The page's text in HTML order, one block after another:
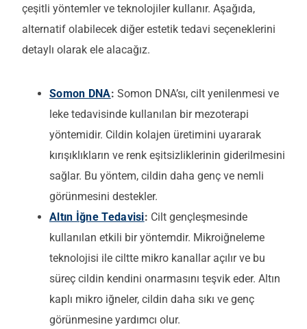
çeşitli yöntemler ve teknolojiler kullanır. Aşağıda,
alternatif olabilecek diğer estetik tedavi seçeneklerini
detaylı olarak ele alacağız.
Somon DNA: Somon DNA’sı, cilt yenilenmesi ve
leke tedavisinde kullanılan bir mezoterapi
yöntemidir. Cildin kolajen üretimini uyararak
kırışıklıkların ve renk eşitsizliklerinin giderilmesini
sağlar. Bu yöntem, cildin daha genç ve nemli
görünmesini destekler.
Altın İğne Tedavisi: Cilt gençleşmesinde
kullanılan etkili bir yöntemdir. Mikroiğneleme
teknolojisi ile ciltte mikro kanallar açılır ve bu
süreç cildin kendini onarmasını teşvik eder. Altın
kaplı mikro iğneler, cildin daha sıkı ve genç
görünmesine yardımcı olur.